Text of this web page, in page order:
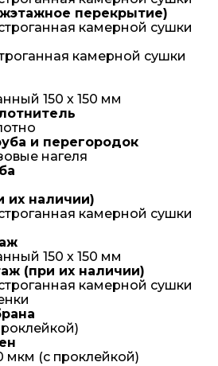
перекрытие)
камерной сушки
камерной сушки
150 х 150 мм
и перегородок
нагеля
их наличии)
камерной сушки
150 х 150 мм
(при их наличии)
камерной сушки
мкм (с проклейкой)